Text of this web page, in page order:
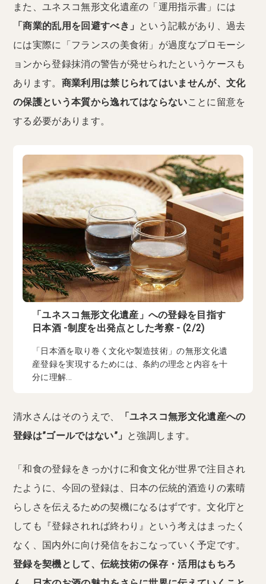
また、ユネスコ無形文化遺産の「運用指示書」には
「商業的乱用を回避すべき」 という記載があり、過去
には実際に「フランスの美食術」が過度なプロモーシ
ョンから登録抹消の警告が発せられたというケースも
あります。 商業利用は禁じられてはいませんが、文化
の保護という本質から逸れてはならないことに留意を
する必要があります。
「ユネスコ無形文化遺産」への登録を目指す
日本酒 -制度を出発点とした考察 - (2/2)
「日本酒を取り巻く文化や製造技術」の無形文化遺
産登録を実現するためには、条約の理念と内容を十
分に理解...
清水さんはそのうえで、
「ユネスコ無形文化遺産への
登録は”ゴールではない”」 と強調します。
「和食の登録をきっかけに和食文化が世界で注目され
たように、今回の登録は、日本の伝統的酒造りの素晴
らしさを伝えるための契機になるはずです。文化庁と
しても『登録されれば終わり』という考えはまったく
なく、国内外に向け発信をおこなっていく予定です。
登録を契機として、伝統技術の保存・活用はもちろ